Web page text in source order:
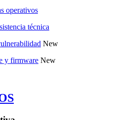
operativos
técnica
New
y firmware New